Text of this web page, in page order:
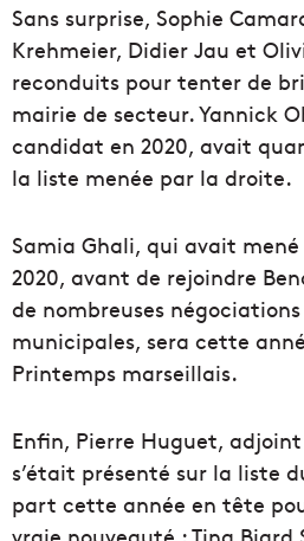
Sans surprise, Sophie
Krehmeier, Didier Jau et
reconduits pour tenter de
mairie de secteur. Yannick
candidat en 2020, avait
la liste menée par la droite.
Samia Ghali, qui avait
2020, avant de rejoindre
de nombreuses
municipales, sera cette
Printemps marseillais.
Enfin, Pierre Huguet,
s’était présenté sur la liste
part cette année en tête